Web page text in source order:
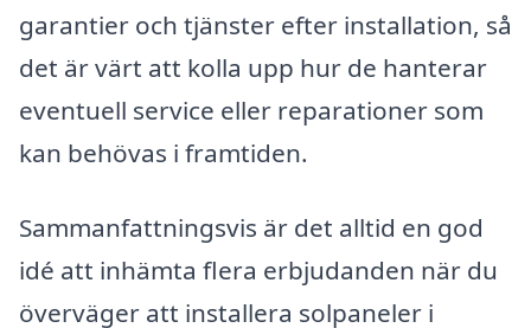
garantier och tjänster efter installation, så
det är värt att kolla upp hur de hanterar
eventuell service eller reparationer som
kan behövas i framtiden.
Sammanfattningsvis är det alltid en god
idé att inhämta flera erbjudanden när du
överväger att installera solpaneler i